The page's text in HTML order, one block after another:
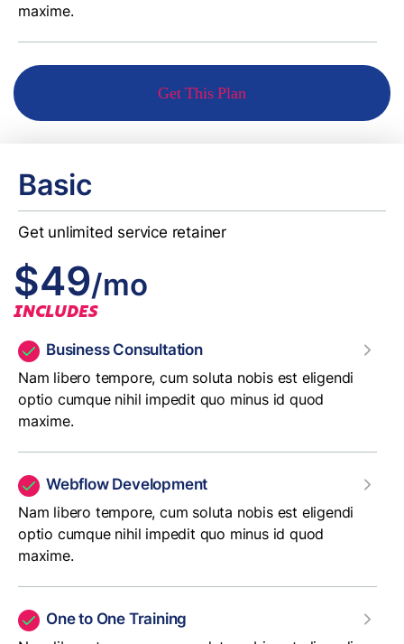
maxime.
Get This Plan
Basic
Get unlimited service retainer
$49/mo
INCLUDES
Business Consultation
Nam libero tempore, cum soluta nobis est eligendi
optio cumque nihil impedit quo minus id quod
maxime.
Webflow Development
Nam libero tempore, cum soluta nobis est eligendi
optio cumque nihil impedit quo minus id quod
maxime.
One to One Training